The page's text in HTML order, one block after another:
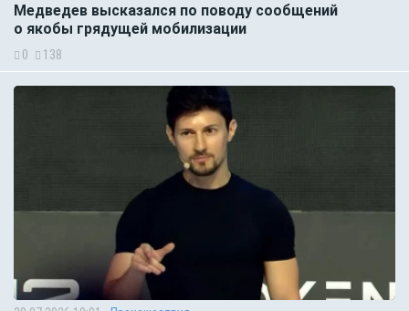
Медведев высказался по поводу сообщений
о якобы грядущей мобилизации
0 138